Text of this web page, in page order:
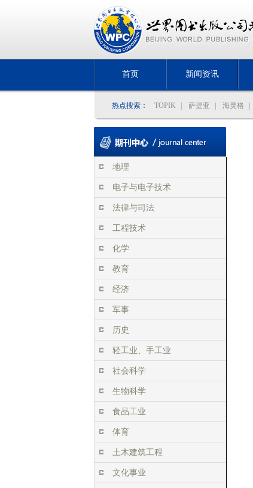
首页 新闻资讯
热点搜索： TOPIK 萨提亚 海灵格
地理
电子与电子技术
法律与司法
工程技术
化学
教育
经济
军事
历史
轻工业、手工业
社会科学
生物科学
食品工业
体育
土木建筑工程
文化事业